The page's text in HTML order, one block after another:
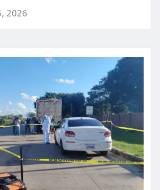
2026